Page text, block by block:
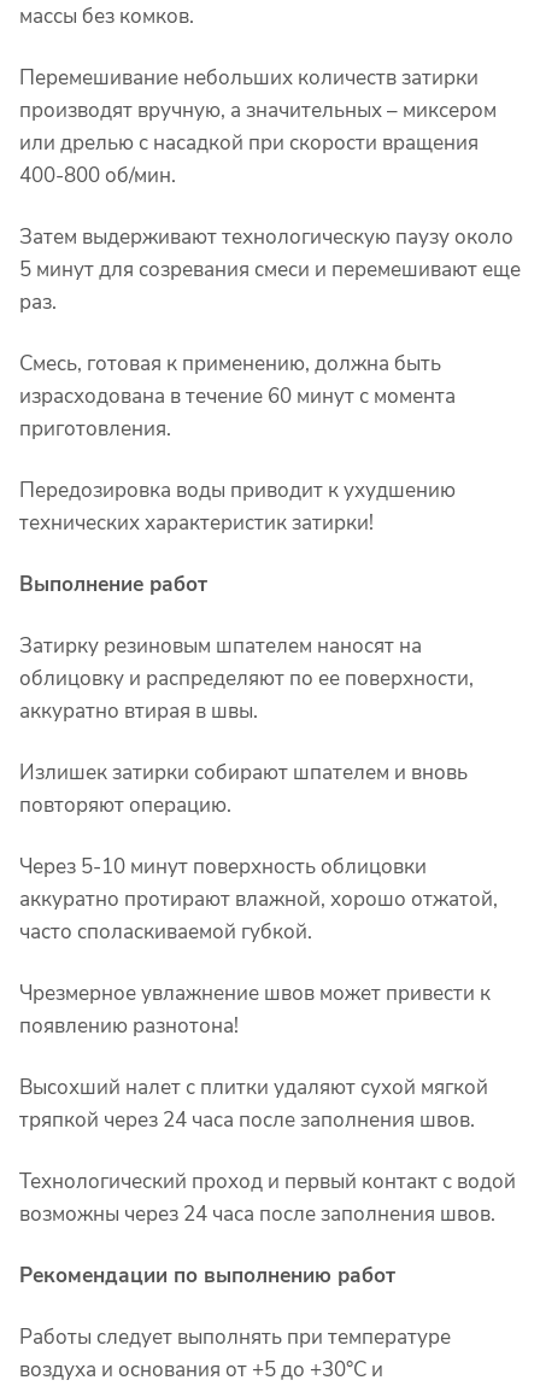
массы без комков.
Перемешивание небольших количеств затирки
производят вручную, а значительных – миксером
или дрелью с насадкой при скорости вращения
400-800 об/мин.
Затем выдерживают технологическую паузу около
5 минут для созревания смеси и перемешивают еще
раз.
Смесь, готовая к применению, должна быть
израсходована в течение 60 минут с момента
приготовления.
Передозировка воды приводит к ухудшению
технических характеристик затирки!
Выполнение работ
Затирку резиновым шпателем наносят на
облицовку и распределяют по ее поверхности,
аккуратно втирая в швы.
Излишек затирки собирают шпателем и вновь
повторяют операцию.
Через 5-10 минут поверхность облицовки
аккуратно протирают влажной, хорошо отжатой,
часто споласкиваемой губкой.
Чрезмерное увлажнение швов может привести к
появлению разнотона!
Высохший налет с плитки удаляют сухой мягкой
тряпкой через 24 часа после заполнения швов.
Технологический проход и первый контакт с водой
возможны через 24 часа после заполнения швов.
Рекомендации по выполнению работ
Работы следует выполнять при температуре
воздуха и основания от +5 до +30°C и